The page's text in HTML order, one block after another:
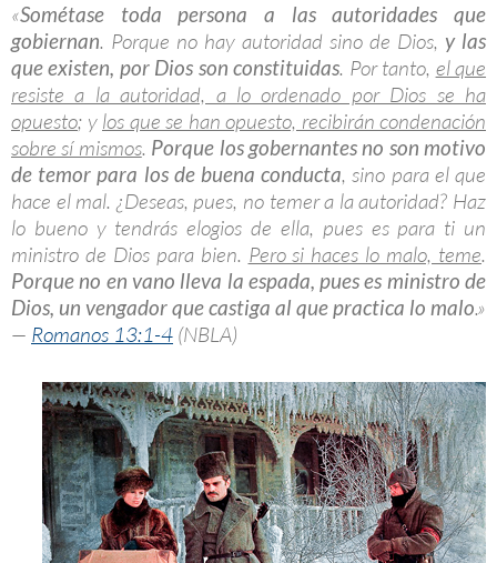
«Sométase toda persona a las autoridades que
gobiernan. Porque no hay autoridad sino de Dios, y las
que existen, por Dios son constituidas. Por tanto, el que
resiste a la autoridad, a lo ordenado por Dios se ha
opuesto; y los que se han opuesto, recibirán condenación
sobre sí mismos. Porque los gobernantes no son motivo
de temor para los de buena conducta, sino para el que
hace el mal. ¿Deseas, pues, no temer a la autoridad? Haz
lo bueno y tendrás elogios de ella, pues es para ti un
ministro de Dios para bien. Pero si haces lo malo, teme.
Porque no en vano lleva la espada, pues es ministro de
Dios, un vengador que castiga al que practica lo malo.»
— Romanos 13:1-4 (NBLA)